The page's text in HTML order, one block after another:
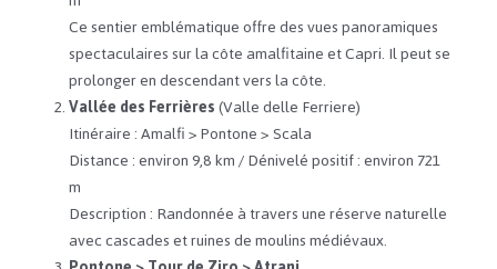
Ce sentier emblématique offre des vues panoramiques
spectaculaires sur la côte amalfitaine et Capri. ​Il peut se
prolonger en descendant vers la côte.
Vallée des Ferrières(Valle delle Ferriere)
Itinéraire : Amalfi > Pontone > Scala​
Distance : environ 9,8 km​ / Dénivelé positif : environ 721
m​
Description : Randonnée à travers une réserve naturelle
avec cascades et ruines de moulins médiévaux. ​